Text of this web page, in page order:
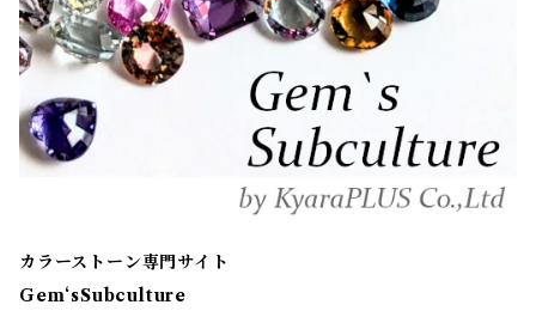
カラーストーン専門サイト
Gem‘sSubculture